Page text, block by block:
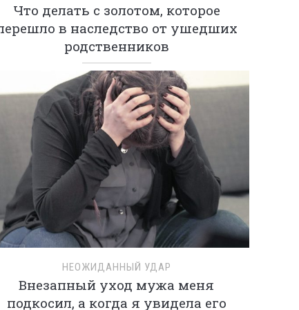
Что делать с золотом, которое
в наследство от ушедших
родственников
НЕОЖИДАННЫЙ УДАР
Внезапный уход мужа меня
подкосил, а когда я увидела его